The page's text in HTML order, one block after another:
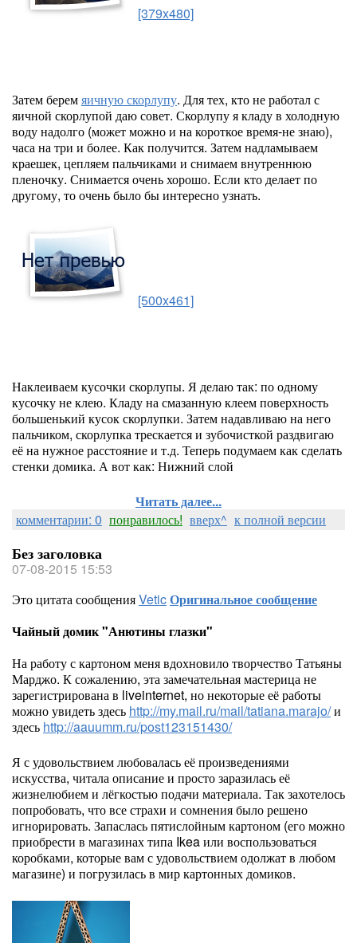
[379x480]
Затем беремяичную скорлупу. Для тех, кто не работал с
яичной скорлупой даю совет. Скорлупу я кладу в холодную
воду надолго (может можно и на короткое время-не знаю),
часа на три и более. Как получится. Затем надламываем
краешек, цепляем пальчиками и снимаем внутреннюю
пленочку. Снимается очень хорошо. Если кто делает по
другому, то очень было бы интересно узнать.
[500x461]
Наклеиваем кусочки скорлупы. Я делаю так: по одному
кусочку не клею. Кладу на смазанную клеем поверхность
большенький кусок скорлупки. Затем надавливаю на него
пальчиком, скорлупка трескается и зубочисткой раздвигаю
её на нужное расстояние и т.д. Теперь подумаем как сделать
стенки домика. А вот как: Нижний слой
Читать далее...
комментарии: 0 понравилось! вверх^ к полной версии
Без заголовка
07-08-2015 15:53
Это цитата сообщенияVeticОригинальное сообщение
Чайный домик "Анютины глазки"
На работу с картоном меня вдохновило творчество Татьяны
Марджо. К сожалению, эта замечательная мастерица не
зарегистрирована в liveinternet, но некоторые её работы
можно увидеть здесь http://my.mail.ru/mail/tatiana.marajo/и
здесь http://aauumm.ru/post123151430/
Я с удовольствием любовалась её произведениями
искусства, читала описание и просто заразилась её
жизнелюбием и лёгкостью подачи материала. Так захотелось
попробовать, что все страхи и сомнения было решено
игнорировать. Запаслась пятислойным картоном (его можно
приобрести в магазинах типа Ikea или воспользоваться
коробками, которые вам с удовольствием одолжат в любом
магазине) и погрузилась в мир картонных домиков.